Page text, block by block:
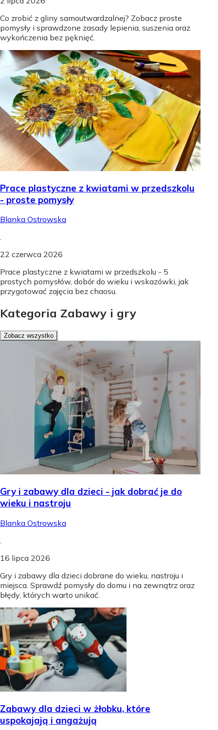
Co zrobić z gliny samoutwardzalnej? Zobacz proste
pomysły i sprawdzone zasady lepienia, suszenia oraz
wykończenia bez pęknięć.
Prace plastyczne z kwiatami w przedszkolu
- proste pomysły
Blanka Ostrowska
.
22 czerwca 2026
Prace plastyczne z kwiatami w przedszkolu - 5
prostych pomysłów, dobór do wieku i wskazówki, jak
przygotować zajęcia bez chaosu.
Kategoria Zabawy i gry
Zobacz wszystko
Gry i zabawy dla dzieci - jak dobrać je do
wieku i nastroju
Blanka Ostrowska
16 lipca 2026
Gry i zabawy dla dzieci dobrane do wieku, nastroju i
miejsca. Sprawdź pomysły do domu i na zewnątrz oraz
błędy, których warto unikać.
Zabawy dla dzieci w żłobku, które
uspokajają i angażują